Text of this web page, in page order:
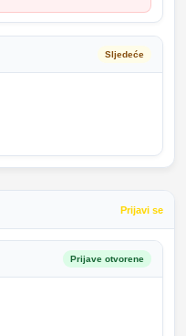
Sljedeće
Prijavi se
Prijave otvorene